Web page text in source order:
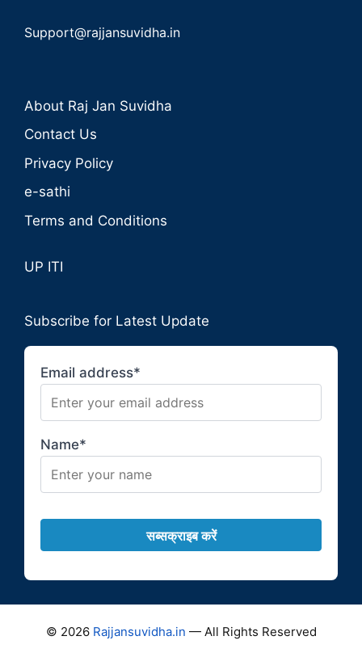
Support@rajjansuvidha.in
About Raj Jan Suvidha
Contact Us
Privacy Policy
e-sathi
Terms and Conditions
UP ITI
Subscribe for Latest Update
Email address*
Name*
© 2026 Rajjansuvidha.in — All Rights Reserved